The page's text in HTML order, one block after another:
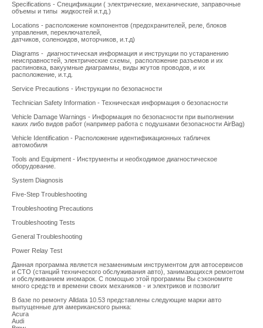
Specifications - Спецификации ( электрические, механические, заправочные
объемы и типы жидкостей и.т.д.)
Locations - расположение компонентов (предохранителей, реле, блоков
управления, переключателей,
датчиков, соленоидов, моторчиков, и.т.д)
Diagrams - диагностическая информация и инструкции по устаранению
неисправностей, электрические схемы, расположение разъемов и их
распиновка, вакуумные диаграммы, виды жгутов проводов, и их
расположение, и.т.д.
Service Precautions - Инструкции по безопасности
Technician Safety Information - Техническая информация о безопасности
Vehicle Damage Warnings - Информация по безопасности при выполнении
каких либо видов работ (например работа с подушками безопасности AirBag)
Vehicle Identification - Расположение идентификационных табличек
автомобиля
Tools and Equipment - Инструменты и необходимое диагностическое
оборудование.
System Diagnosis
Five-Step Troubleshooting
Troubleshooting Precautions
Troubleshooting Tests
General Troubleshooting
Power Relay Test
Данная программа является незаменимым инструментом для автосервисов
и СТО (станций технического обслуживания авто), занимающихся ремонтом
и обслуживанием иномарок. С помощью этой программы Вы сэкономите
много средств и времени своих механиков - и электриков и позволит
В базе по ремонту Alldata 10.53 представлены следующие марки авто
выпущенные для американского рынка:
Acura
Audi